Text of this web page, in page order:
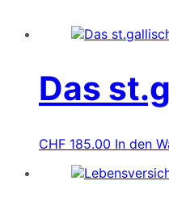
Das
CHF 185.00 In den